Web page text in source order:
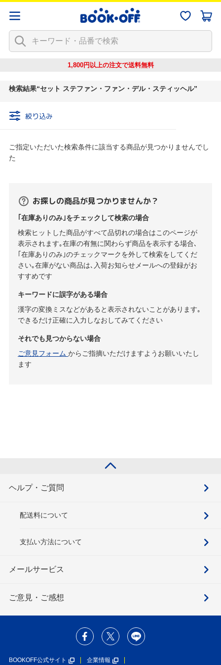
1,800円以上の注文で送料無料
検索結果 セット ステファン・ファン・デル・スティッヘル
絞り込み
ご指定いただいた検索条件に該当する商品が見つかりませんでし
た
お探しの商品が見つかりませんか？
｢在庫ありのみ｣をチェックして検索の場合
検索ヒットした商品がすべて品切れの場合はこのページが
表示されます｡在庫の有無に関わらず商品を表示する場合､
｢在庫ありのみ｣のチェックマークを外して検索をしてくだ
さい｡在庫がない商品は､入荷お知らせメールへの登録がお
すすめです
キーワードに誤字がある場合
漢字の変換ミスなどがあると表示されないことがあります｡
できるだけ正確に入力しなおしてみてください
それでも見つからない場合
ご意見フォーム からご指摘いただけますようお願いいたし
ます
ヘルプ・ご質問
配送料について
支払い方法について
メールサービス
ご意見・ご感想
BOOKOFF公式サイト 企業情報